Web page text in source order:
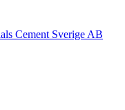
Cement Sverige AB